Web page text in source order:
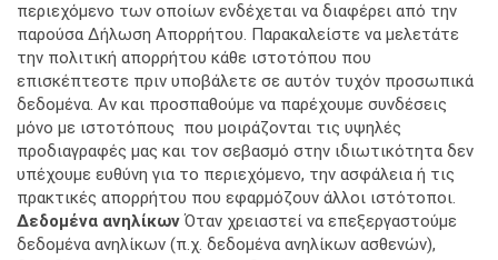
περιεχόμενο των οποίων ενδέχεται να διαφέρει από την
παρούσα Δήλωση Απορρήτου. Παρακαλείστε να μελετάτε
την πολιτική απορρήτου κάθε ιστοτόπου που
επισκέπτεστε πριν υποβάλετε σε αυτόν τυχόν προσωπικά
δεδομένα. Αν και προσπαθούμε να παρέχουμε συνδέσεις
μόνο με ιστοτόπους που μοιράζονται τις υψηλές
προδιαγραφές μας και τον σεβασμό στην ιδιωτικότητα δεν
υπέχουμε ευθύνη για το περιεχόμενο, την ασφάλεια ή τις
πρακτικές απορρήτου που εφαρμόζουν άλλοι ιστότοποι.
Δεδομένα ανηλίκωνΌταν χρειαστεί να επεξεργαστούμε
δεδομένα ανηλίκων (π.χ. δεδομένα ανηλίκων ασθενών),